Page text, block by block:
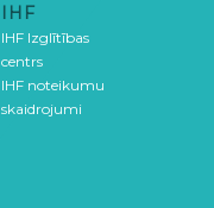
IHF
IHF Izglītības
centrs
IHF noteikumu
skaidrojumi